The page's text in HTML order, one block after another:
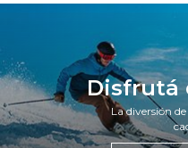
La diversión